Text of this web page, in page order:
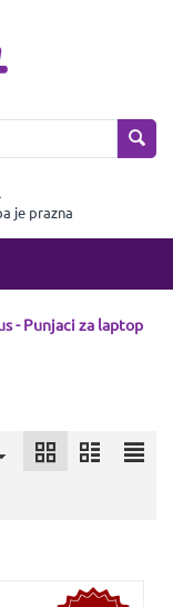
je prazna
- Punjaci za laptop